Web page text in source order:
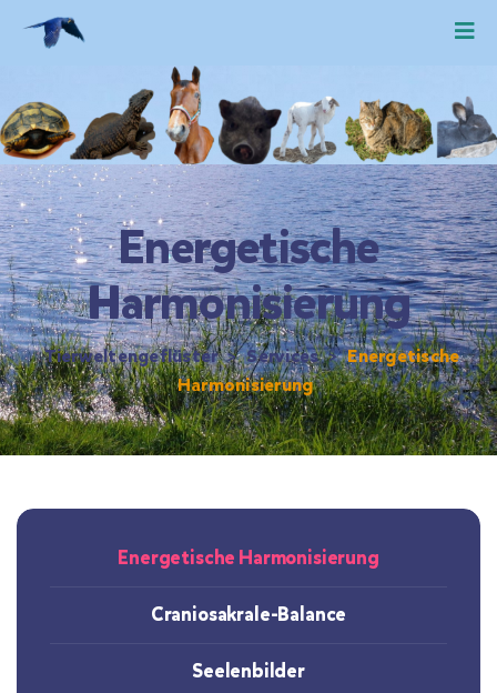
Energetische
Harmonisierung
Tierweltengeflüster > Services > Energetische
Harmonisierung
Energetische Harmonisierung
Craniosakrale-Balance
Seelenbilder